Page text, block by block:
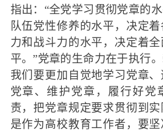
指出：“全党学习贯彻党章的
队伍党性修养的水平，决定
力和战斗力的水平，决定着
平。”党章的生命力在于执行。
我们要更加自觉地学习党章
党章、维护党章，履行好党
责，把党章规定要求贯彻到实
是作为高校教育工作者，要